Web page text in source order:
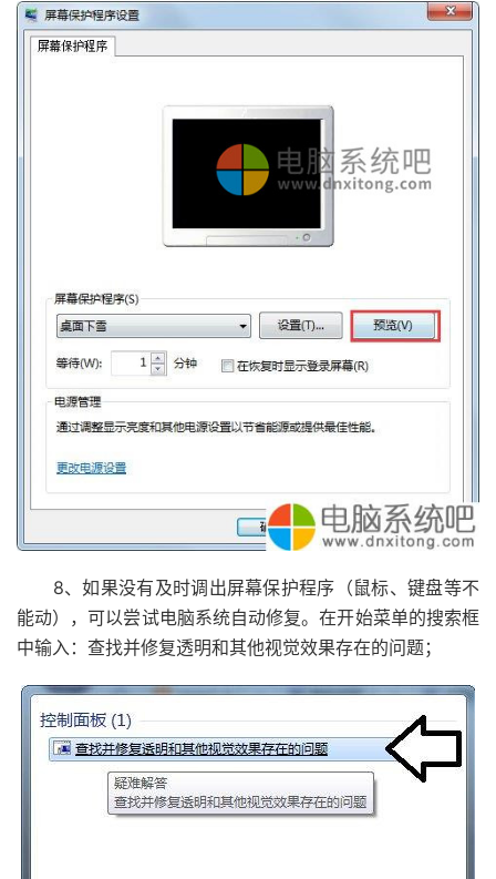
8、如果没有及时调出屏幕保护程序（鼠标、键盘等不
能动），可以尝试电脑系统自动修复。在开始菜单的搜索框
中输入：查找并修复透明和其他视觉效果存在的问题；